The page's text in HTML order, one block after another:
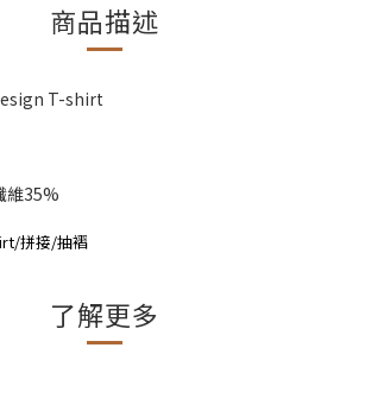
商品描述
T-shirt
維35%
拼接/抽褶
了解更多